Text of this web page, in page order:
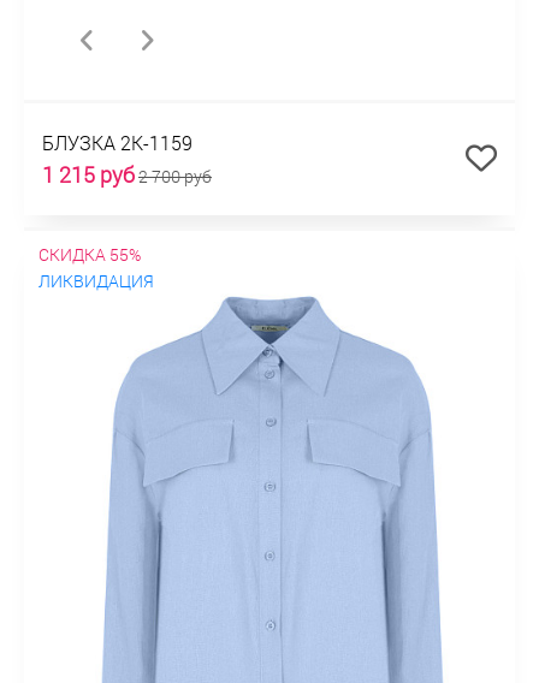
БЛУЗКА 2К-1159
1 215 руб2 700 руб
СКИДКА 55%
ЛИКВИДАЦИЯ